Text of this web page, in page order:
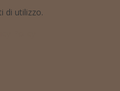
di utilizzo.